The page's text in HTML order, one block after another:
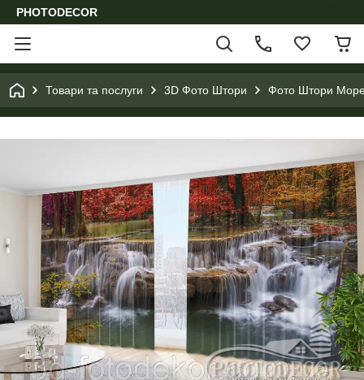
PHOTODECOR
Товари та послуги 3D Фото Штори Фото Штори